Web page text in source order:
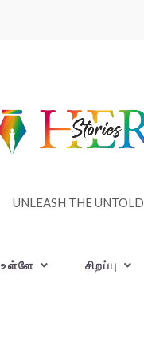
UNLEASH THE UNTOLD
உள்ளே சிறப்பு